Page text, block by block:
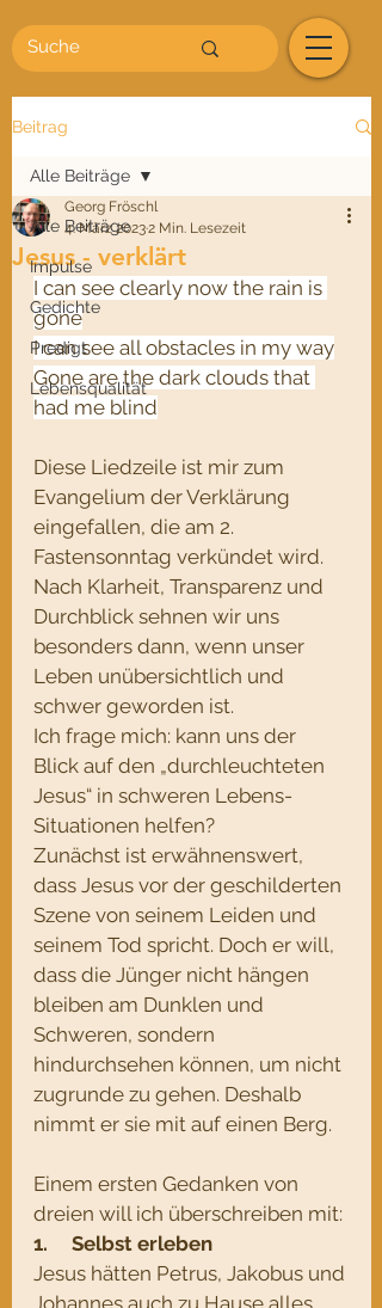
Beitrag
Alle Beiträge
Impulse
Gedichte
Predigt
Lebensqualität
Alle Beiträge
Jesus - verklärt
Georg Fröschl
4. März 20232 Min. Lesezeit
I can see clearly now the rain is
gone
I can see all obstacles in my way
Gone are the dark clouds that
had me blind
Diese Liedzeile ist mir zum
Evangelium der Verklärung
eingefallen, die am 2.
Fastensonntag verkündet wird.
Nach Klarheit, Transparenz und
Durchblick sehnen wir uns
besonders dann, wenn unser
Leben unübersichtlich und
schwer geworden ist.
Ich frage mich: kann uns der
Blick auf den „durchleuchteten
Jesus“ in schweren Lebens-
Situationen helfen?
Zunächst ist erwähnenswert,
dass Jesus vor der geschilderten
Szene von seinem Leiden und
seinem Tod spricht. Doch er will,
dass die Jünger nicht hängen
bleiben am Dunklen und
Schweren, sondern
hindurchsehen können, um nicht
zugrunde zu gehen. Deshalb
nimmt er sie mit auf einen Berg.
Einem ersten Gedanken von
dreien will ich überschreiben mit:
1.     Selbst erleben
Jesus hätten Petrus, Jakobus und
Johannes auch zu Hause alles